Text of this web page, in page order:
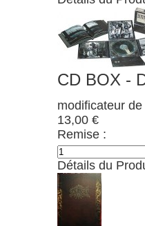
CD BOX -
modificateur
13,00 €
Remise :
Détails du